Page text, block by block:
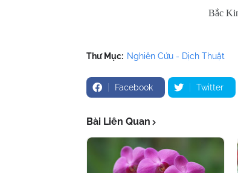
Bắc
Thư Mục: Nghiên Cứu - Dịch Thuật
Facebook Twitter
Bài Liên Quan